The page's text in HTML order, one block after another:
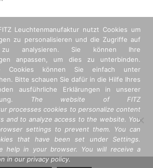
Leuchtenmanufaktur nutzt Cookies um
zu personalisieren und die Zugriffe auf
analysieren. Sie können Ihre
anpassen, um dies zu unterbinden.
Cookies können Sie einfach unter
Bitte schauen Sie dafür in die Hilfe Ihres
ausführliche Erklärungen in unserer
The website of FITZ
processes cookies to personalize content
and to analyze access to the website. You
settings to prevent them. You can
that have been set under Settings.
help in your browser. You will receive a
in our privacy policy.